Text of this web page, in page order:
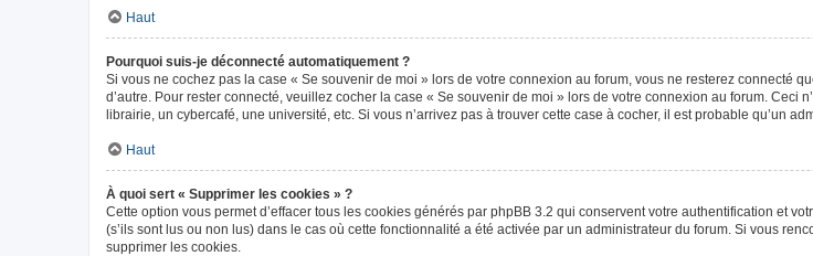
Haut
Pourquoi suis-je déconnecté automatiquement ?
Si vous ne cochez pas la case « Se souvenir de moi » lors de votre connexion au forum, vous ne resterez connecté
d’autre. Pour rester connecté, veuillez cocher la case « Se souvenir de moi » lors de votre connexion au forum.
librairie, un cybercafé, une université, etc. Si vous n’arrivez pas à trouver cette case à cocher, il est probable qu’un
Haut
À quoi sert « Supprimer les cookies » ?
Cette option vous permet d’effacer tous les cookies générés par phpBB 3.2 qui conservent votre authentification et
(s’ils sont lus ou non lus) dans le cas où cette fonctionnalité a été activée par un administrateur du forum. Si vous
supprimer les cookies.